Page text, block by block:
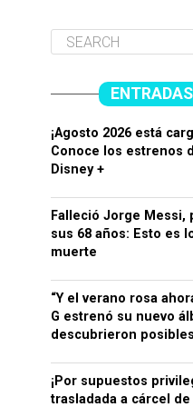
¡Agosto 2026 está
Conoce los estrenos
Disney +
Falleció Jorge Messi,
sus 68 años: Esto es
muerte
“Y el verano rosa
G estrenó su nuevo
descubrieron
¡Por supuestos
trasladada a cárcel